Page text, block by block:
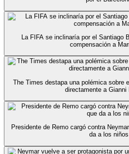
La FIFA se inclinaría por el Santiago
compensación a
The Times destapa una polémica sobre
directamente a Gianni
Presidente de Remo cargó contra
da a los niños